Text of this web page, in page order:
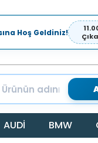
Hoş Geldiniz!
AUDİ BMW